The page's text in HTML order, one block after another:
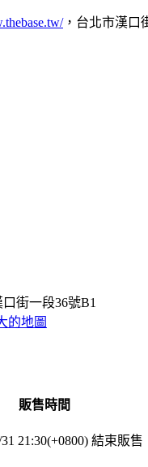
，台北市漢口
口街一段36號B1
的地圖
販售時間
21:30(+0800) 結束販售